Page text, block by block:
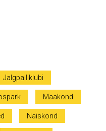
Jalgpalliklubi
Maakond
Naiskond